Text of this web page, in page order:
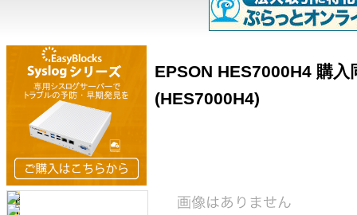
EPSON HES7000H4 購
(HES7000H4)